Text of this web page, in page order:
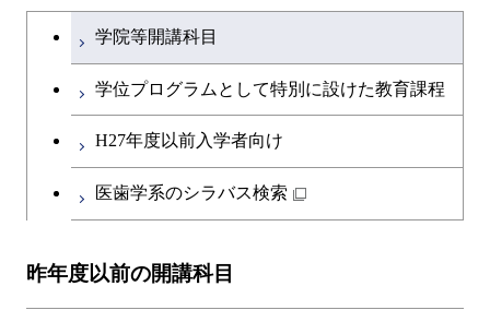
原子核工学コース
人間医療科学技術コース
ース
原子核工学コース
物質・情報卓越コース
知能情報コース
エネルギー・情報コース
人間医療科学技術コース
物質・情報卓越コース
ース
地球生命コース
物質・情報卓越コース
コース
都市・環境学コース
エンジニアリングデザイン
コース
都市・環境学コース
開閉
地球環境共創コース
エネルギーコース
エネルギー・情報コース
エンジニアリングデザイン
社会・人間科学系
社会・人間科学コース
イノベーション科学系
イノベーション科学コース
人間医療科学技術コース
技術経営専門職学位課程
開閉
技術経営専門職学位課程
専門科目
文系教養科目
英語科目
第二外国語科目
キャリア科目
大学院課程を切り替える
学院等開講科目
学位プログラムとして特別に設けた教育課程
H27年度以前入学者向け
医歯学系のシラバス検索
昨年度以前の開講科目